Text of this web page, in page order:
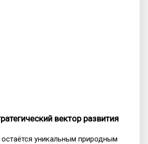
вектор развития
уникальным природным